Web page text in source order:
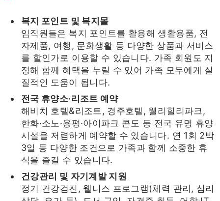
복지 포인트 및 복지몰
임직원들은 복지 포인트를 활용해 생활용품, 전
자제품, 여행, 문화생활 등 다양한 상품과 서비스
를 할인가로 이용할 수 있습니다. 가족 회원도 지
정해 함께 혜택을 누릴 수 있어 가족 모두에게 실
질적인 도움이 됩니다.
전국 휴양소·리조트 예약
해비치 호텔&리조트, 경주호텔, 웰리힐리파크,
한화·소노·용평·아이파크 콘도 등 전국 유명 휴양
시설을 저렴하게 예약할 수 있습니다. 연 1회 2박
3일 등 다양한 조건으로 가족과 함께 소중한 휴
식을 즐길 수 있습니다.
건강관리 및 자기계발 지원
정기 건강검진, 웰니스 프로그램(체력 관리, 심리